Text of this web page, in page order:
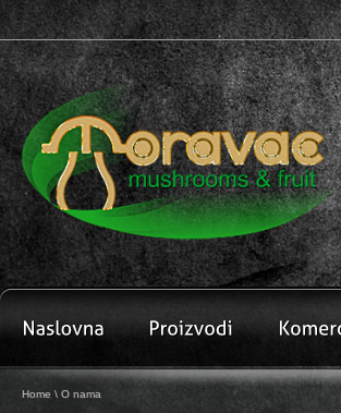
Home \ O nama